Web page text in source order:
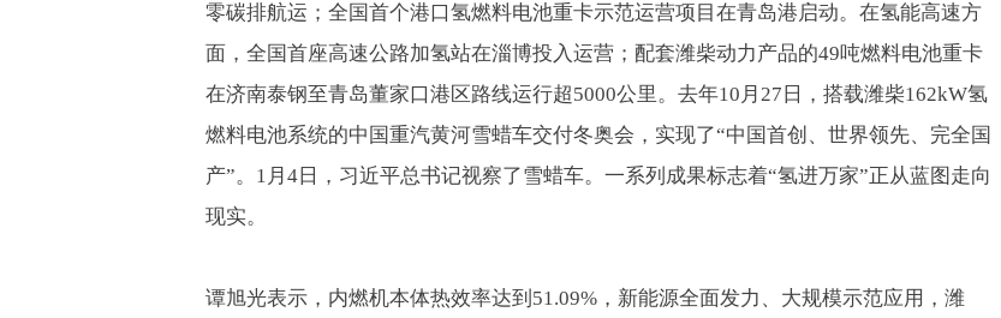
零碳排航运；全国首个港口氢燃料电池重卡示范运营项目在青岛港启动。在氢能高速方
面，全国首座高速公路加氢站在淄博投入运营；配套潍柴动力产品的49吨燃料电池重卡
在济南泰钢至青岛董家口港区路线运行超5000公里。去年10 月 27 日，搭载潍柴162kW氢
燃料电池系统的中国重汽黄河雪蜡车交付冬奥会，实现了“中国首创、世界领先、完全国
产”。 1 月 4 日，习近平总书记视察了雪蜡车。一系列成果标志着“氢进万家”正从蓝图走向
现实。
谭旭光表示，内燃机本体热效率达到 51.09% ，新能源全面发力、大规模示范应用，潍